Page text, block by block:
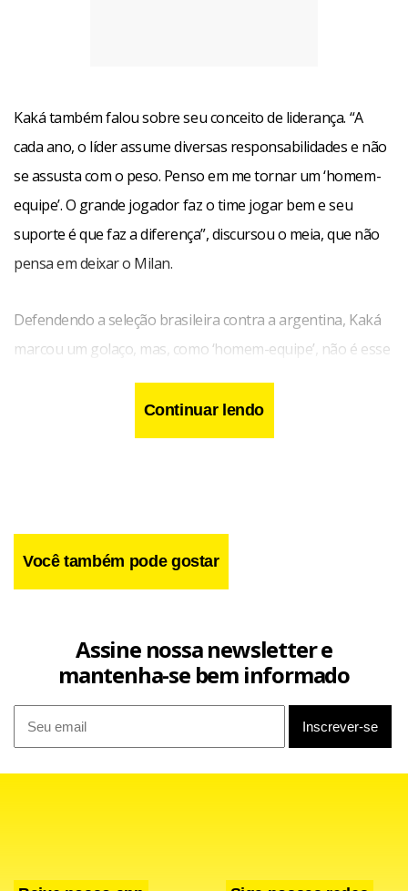
Kaká também falou sobre seu conceito de liderança. “A
cada ano, o líder assume diversas responsabilidades e não
se assusta com o peso. Penso em me tornar um ‘homem-
equipe’. O grande jogador faz o time jogar bem e seu
suporte é que faz a diferença”, discursou o meia, que não
pensa em deixar o Milan.
Defendendo a seleção brasileira contra a argentina, Kaká
marcou um golaço, mas, como ‘homem-equipe’, não é esse
tipo de consagração que ele procura. “É bom uma bela
jogada individual, o gol, a ação pessoal, mas na minha
mente vejo que essas coisas não servem se, no final da
Continuar lendo
Você também pode gostar
Assine nossa newsletter e
mantenha-se bem informado